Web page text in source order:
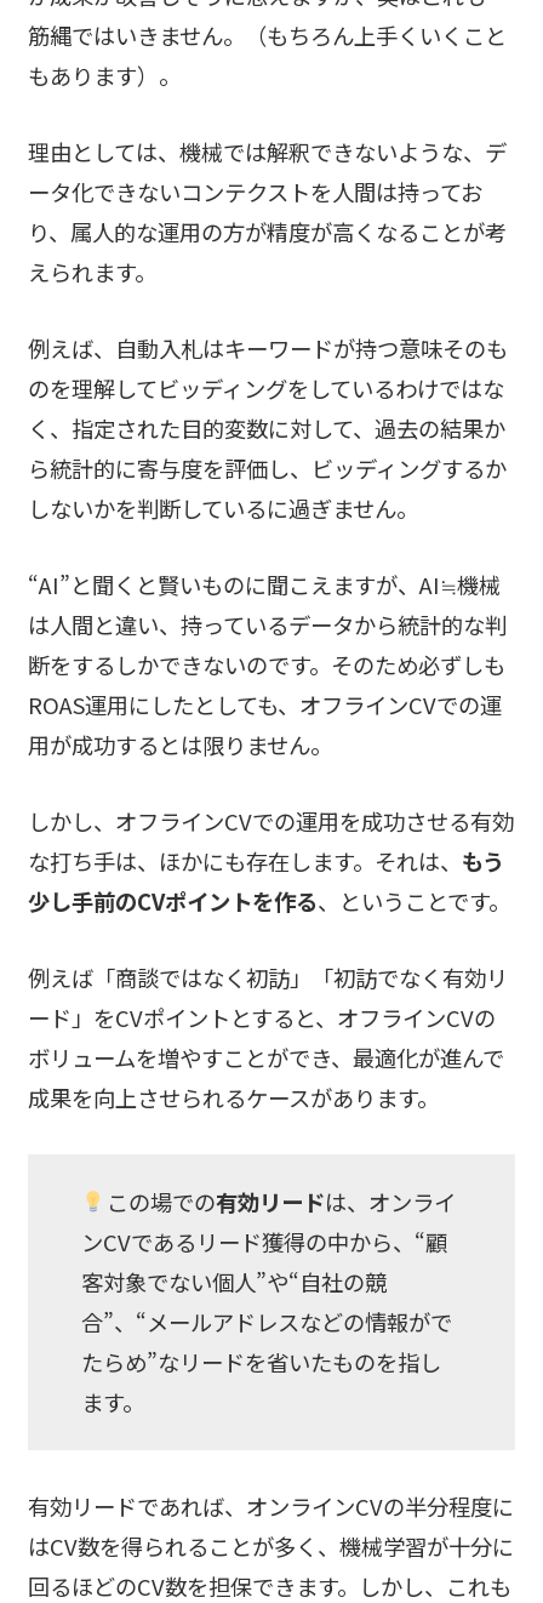
筋縄ではいきません。（もちろん上手くいくこと
もあります）。
理由としては、機械では解釈できないような、デ
ータ化できないコンテクストを人間は持ってお
り、属人的な運用の方が精度が高くなることが考
えられます。
例えば、自動入札はキーワードが持つ意味そのも
のを理解してビッディングをしているわけではな
く、指定された目的変数に対して、過去の結果か
ら統計的に寄与度を評価し、ビッディングするか
しないかを判断しているに過ぎません。
“AI”と聞くと賢いものに聞こえますが、AI≒機械
は人間と違い、持っているデータから統計的な判
断をするしかできないのです。そのため必ずしも
ROAS運用にしたとしても、オフラインCVでの運
用が成功するとは限りません。
しかし、オフラインCVでの運用を成功させる有効
な打ち手は、ほかにも存在します。それは、 もう
少し手前のCVポイントを作る、ということです。
例えば「商談ではなく初訪」「初訪でなく有効リ
ード」をCVポイントとすると、オフラインCVの
ボリュームを増やすことができ、最適化が進んで
成果を向上させられるケースがあります。
この場での有効リードは、オンライ
ンCVであるリード獲得の中から、“顧
客対象でない個人”や“自社の競
合”、“メールアドレスなどの情報がで
たらめ”なリードを省いたものを指し
ます。
有効リードであれば、オンラインCVの半分程度に
はCV数を得られることが多く、機械学習が十分に
回るほどのCV数を担保できます。しかし、これも